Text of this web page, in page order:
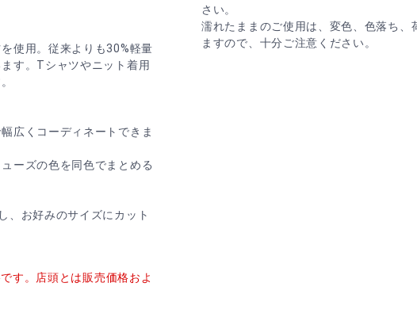
使用。従来よりも30%軽量
す。Tシャツやニット着用
広くコーディネートできま
ーズの色を同色でまとめる
、お好みのサイズにカット
す。店頭とは販売価格およ
さい。
濡れたままのご使用は、変色、色落ち、
ますので、十分ご注意ください。